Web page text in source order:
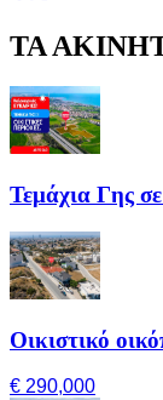
ΤΑ
Τεμάχια Γης
Οικιστικό
€ 290,000